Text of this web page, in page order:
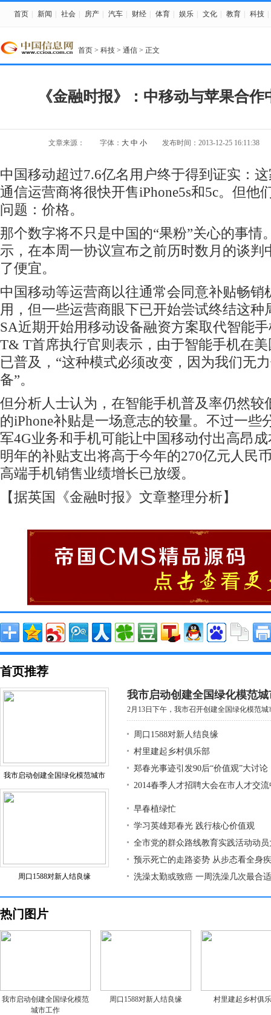
首页 新闻 社会 房产 汽车 财经 体育 娱乐 文化 教育 科技
首页 > 科技 > 通信 > 正文
《金融时报》：中移动与苹果合
文章来源： 字体： 大 中 小 发布时间：2013-12-25 16:11:38
中国移动超过7.6亿名用户终于得到证实：
通信运营商将很快开售iPhone5s和5c。但他
问题：价格。
那个数字将不只是中国的“果粉”关心的事情
示，在本周一协议宣布之前历时数月的谈判
了便宜。
中国移动等运营商以往通常会同意补贴畅销
用，但一些运营商眼下已开始尝试终结这种
SA近期开始用移动设备融资方案取代智能
T& T首席执行官则表示，由于智能手机在
已普及，“这种模式必须改变，因为我们无
备”。
但分析人士认为，在智能手机普及率仍然较
的iPhone补贴是一场意志的较量。不过一些
军4G业务和手机可能让中国移动付出高昂
明年的补贴支出将高于今年的270亿元人民
高端手机销售业绩增长已放缓。
【据英国《金融时报》文章整理分析】
首页推荐
我市启动创建全国绿化模范城市
周口1588对新人结良缘
我市启动创建全国绿化模范
2月13日下午，我市召开创建全国绿化模范
周口1588对新人结良缘
村里建起乡村俱乐部
郑春光事迹引发90后“价值观”大讨论
2014春季人才招聘大会在市人才交
早春植绿忙
学习英雄郑春光 践行核心价值观
全市党的群众路线教育实践活动动
预示死亡的走路姿势 从步态看全身
洗澡太勤或致癌 一周洗澡几次最合适
热门图片
我市启动创建全国绿化模范
城市工作
周口1588对新人结良缘 村里建起乡村俱